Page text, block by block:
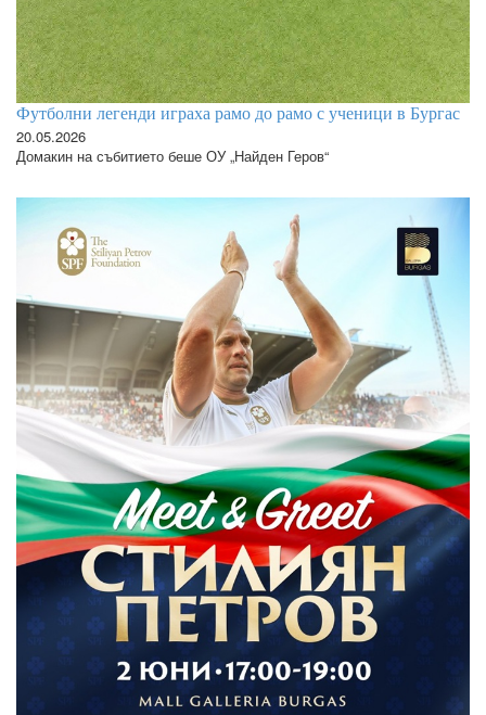
Футболни легенди играха рамо до рамо с ученици в Бургас
20.05.2026
Домакин на събитието беше ОУ „Найден Геров“